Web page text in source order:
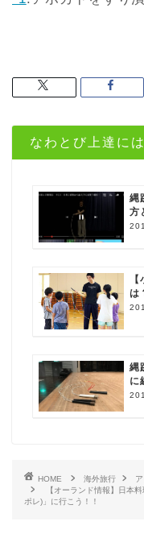
なわとび上達に
縄
方
は
縄
に
HOME 海外旅行
【オーランド情報】日本
ポレ)」に行こう！！